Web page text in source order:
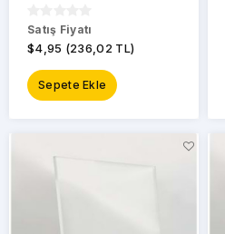
Satış Fiyatı
$4,95 (236,02 TL)
Sepete Ekle